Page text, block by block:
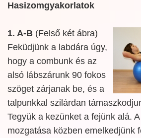
Hasizomgyakorlatok
1. A-B (Felső két ábra)
Feküdjünk a labdára úgy,
hogy a combunk és az
alsó lábszárunk 90 fokos
szöget zárjanak be, és a
talpunkkal szilárdan
Tegyük a kezünket a fejünk alá.
mozgatása közben emelkedjünk